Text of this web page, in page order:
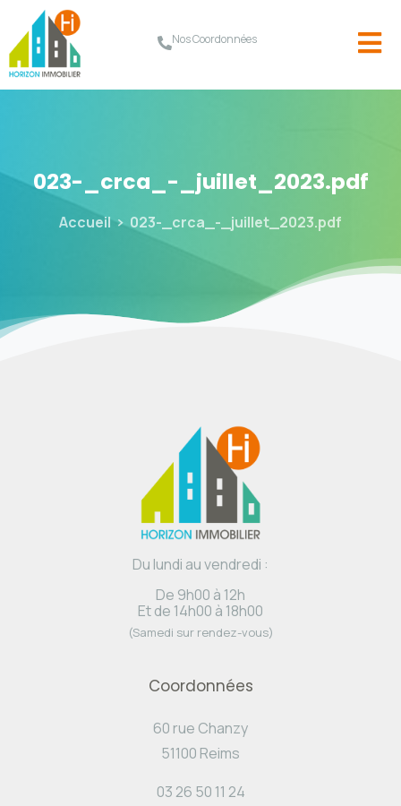
Nos Coordonnées
023-_crca_-_juillet_2023.pdf
Accueil 023-_crca_-_juillet_2023.pdf
Du lundi au vendredi :
De 9h00 à 12h
Et de 14h00 à 18h00
(Samedi sur rendez-vous)
Coordonnées
60 rue Chanzy
51100 Reims
03 26 50 11 24